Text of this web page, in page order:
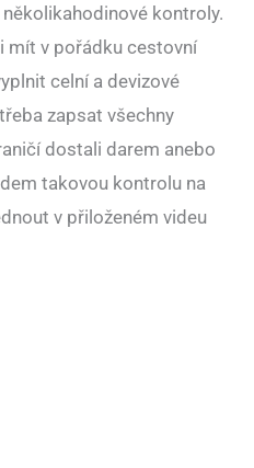
kontroly.
mít v pořádku cestovní
celní a devizové
zapsat všechny
dostali darem anebo
takovou kontrolu na
v přiloženém videu